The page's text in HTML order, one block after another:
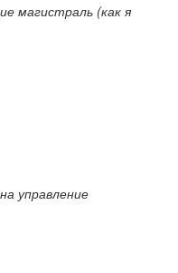
магистраль (как я
управление